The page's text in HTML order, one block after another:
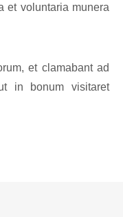
et voluntaria munera
et clamabant ad
in bonum visitaret